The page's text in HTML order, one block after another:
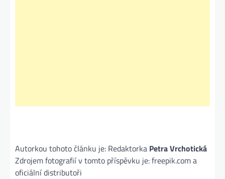
Autorkou tohoto článku je: Redaktorka Petra Vrchotická
Zdrojem fotografií v tomto příspěvku je: freepik.com a
oficiální distributoři